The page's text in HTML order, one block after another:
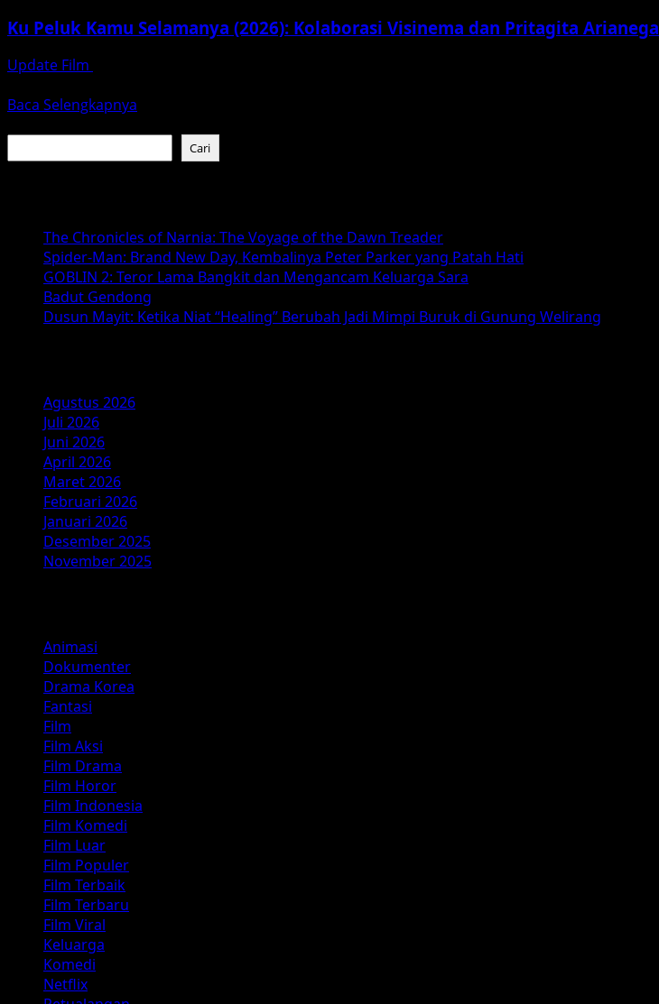
Ku Peluk Kamu Selamanya (2026): Kolaborasi Visinema dan Pritagita
Update Film
Baca Selengkapnya
Ku
(2026):
Kolaborasi
Visinema
dan
Pritagita
Cari
The Chronicles of Narnia: The Voyage of the Dawn Treader
Spider-Man: Brand New Day, Kembalinya Peter Parker yang Patah Hati
GOBLIN 2: Teror Lama Bangkit dan Mengancam Keluarga Sara
Badut Gendong
Dusun Mayit: Ketika Niat “Healing” Berubah Jadi Mimpi Buruk di Gunung Welirang
Agustus 2026
Juli 2026
Juni 2026
April 2026
Maret 2026
Februari 2026
Januari 2026
Desember 2025
November 2025
Animasi
Dokumenter
Drama Korea
Fantasi
Film
Film Aksi
Film Drama
Film Horor
Film Indonesia
Film Komedi
Film Luar
Film Populer
Film Terbaik
Film Terbaru
Film Viral
Keluarga
Komedi
Netflix